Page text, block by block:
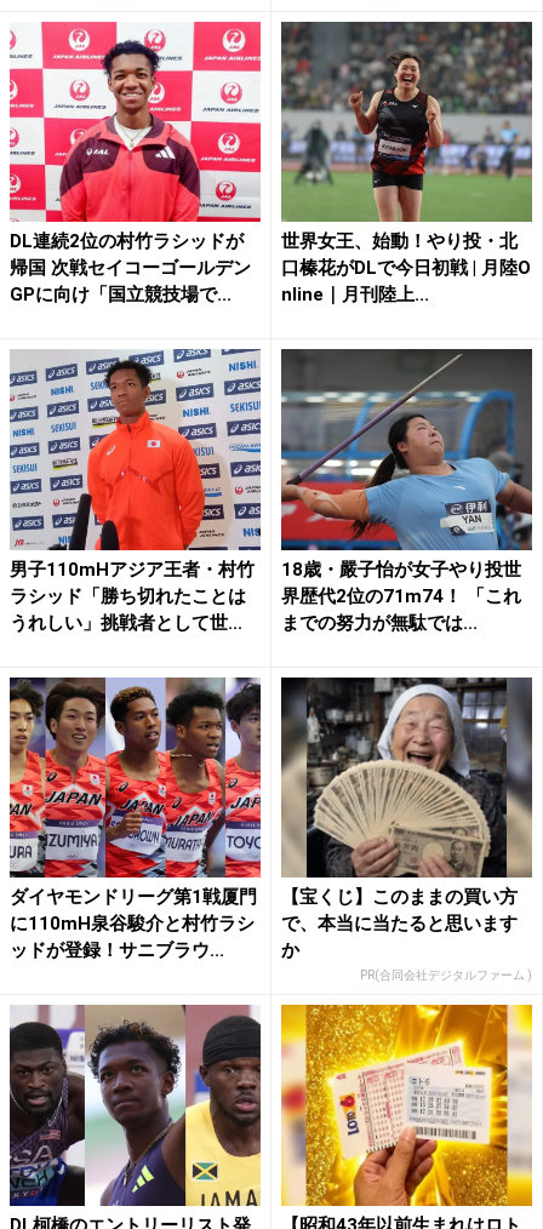
DL連続2位の村竹ラシッドが
帰国 次戦セイコーゴールデン
GPに向け「国立競技場で...
世界女王、始動！やり投・北
口榛花がDLで今日初戦 | 月陸O
nline｜月刊陸上...
男子110mHアジア王者・村竹
ラシッド「勝ち切れたことは
うれしい」挑戦者として世...
18歳・嚴子怡が女子やり投世
界歴代2位の71m74！ 「これ
までの努力が無駄では...
ダイヤモンドリーグ第1戦厦門
に110mH泉谷駿介と村竹ラシ
ッドが登録！サニブラウ...
【宝くじ】このままの買い方
で、本当に当たると思います
か
PR(合同会社デジタルファーム )